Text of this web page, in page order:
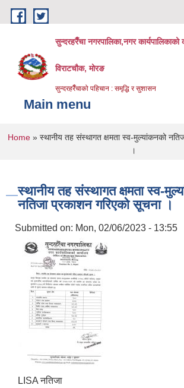
Skip to main content
सुन्दरहरैँचा नगरपालिका,नगर कार्यपालिकाको
विराटचौक, मोरङ
सुन्दरहरैँचाको पहिचान : समृद्धि र सुशासन
Main menu
You are here
Home » स्थानीय तह संस्थागत क्षमता स्व-मुल्यांकनको
।
स्थानीय तह संस्थागत क्षमता स्व-
नतिजा प्रकाशन गरिएको सूचना ।
Submitted on: Mon, 02/06/2023 - 13:55
LISA नतिजा